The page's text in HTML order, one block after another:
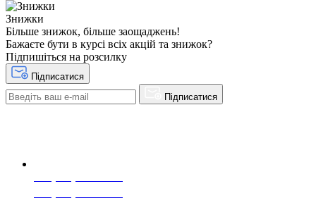
Знижки
Більше знижок, більше заощаджень!
Бажаєте бути в курсі всіх акцій та знижок?
Підпишіться на розсилку
Підписатися
Підписатися